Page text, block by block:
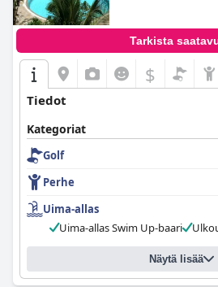
Tarkista
$
Tiedot
Kategoriat
Golf
Perhe
Uima-allas
Uima-allas Swim Up-baari
Näytä lisää